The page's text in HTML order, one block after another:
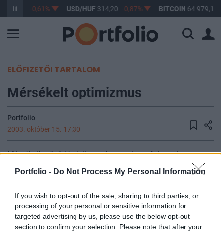
Portfolio - Do Not Process My Personal Information
If you wish to opt-out of the sale, sharing to third parties, or
processing of your personal or sensitive information for
targeted advertising by us, please use the below opt-out
section to confirm your selection. Please note that after your
363,17 -0,61% USD/HUF 314,20 -0,87% BITCOIN 64 979,11
ELŐFIZETŐI TARTALOM
Mérsékelt optimizmus
Portfolio
2003. október 15. 17:30
Mérsékelt erősödés jellemezte a mai nap folyamán az
európai részvénypiacokat. Az irányadó indexek közül a
DAX és a CAC 40 0.9, a FTSE 100 0.8%-ot erősödött. A
az ASML megalapozta a technolgiai rallyt, miközben a
Philipsen a Merrill felminősítése segített. Szektorszinten
szinte általános volt az emelkedés...